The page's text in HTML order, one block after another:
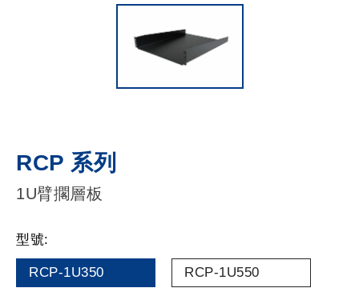
RCP 系列
1U臂擱層板
型號:
RCP-1U350 RCP-1U550